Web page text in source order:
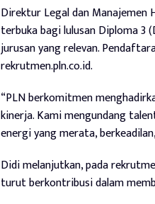
Direktur Legal dan
terbuka bagi lulusan Diploma 3
jurusan yang relevan.
rekrutmen.pln.co.id.
“PLN berkomitmen
kinerja. Kami mengundang
energi yang merata,
Didi melanjutkan, pada
turut berkontribusi dalam